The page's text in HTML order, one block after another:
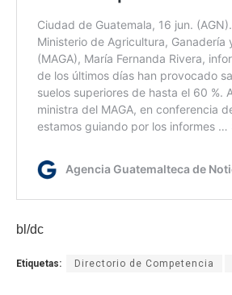
bl/dc
Etiquetas: Directorio de Competencia